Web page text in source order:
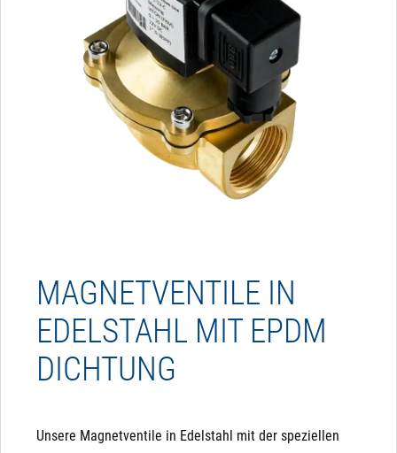
MAGNETVENTILE IN
EDELSTAHL MIT EPDM
DICHTUNG
Unsere Magnetventile in Edelstahl mit der speziellen